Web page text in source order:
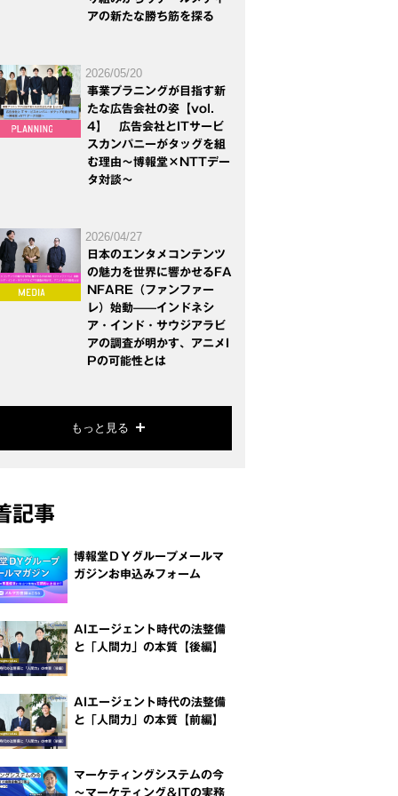
アの新たな勝ち筋を探る
2026/05/20
事業プラニングが目指す新
たな広告会社の姿【vol.
4】 広告会社とITサービ
スカンパニーがタッグを組
む理由～博報堂×NTTデー
タ対談～
2026/04/27
日本のエンタメコンテンツ
の魅力を世界に響かせるFA
NFARE（ファンファー
レ）始動——インドネシ
ア・インド・サウジアラビ
アの調査が明かす、アニメI
Pの可能性とは
もっと見る
記事
博報堂ＤＹグループメールマ
ガジンお申込みフォーム
AIエージェント時代の法整備
と「人間力」の本質【後編】
AIエージェント時代の法整備
と「人間力」の本質【前編】
マーケティングシステムの今
～マーケティング＆ITの実務